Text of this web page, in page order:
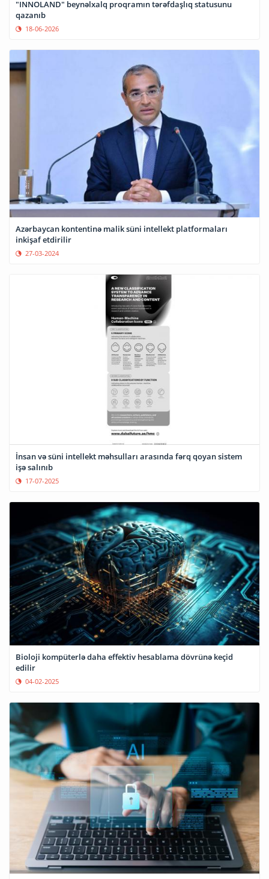
"INNOLAND" beynəlxalq proqramın tərəfdaşlıq statusunu
qazanıb
18-06-2026
Azərbaycan kontentinə malik süni intellekt platformaları
inkişaf etdirilir
27-03-2024
İnsan və süni intellekt məhsulları arasında fərq qoyan sistem
işə salınıb
17-07-2025
Bioloji kompüterlə daha effektiv hesablama dövrünə keçid
edilir
04-02-2025